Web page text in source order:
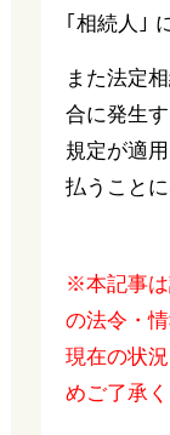
｢相続人｣
また法定
合に発生
規定が適
払うことに
※本記事は
の法令・
現在の状
めご了承く